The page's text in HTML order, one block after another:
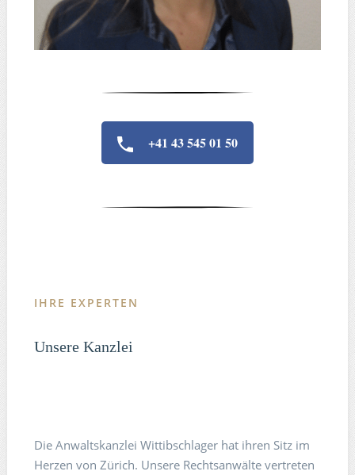
+41 43 545 01 50
IHRE EXPERTEN
Unsere Kanzlei
Die Anwaltskanzlei Wittibschlager hat ihren Sitz im
Herzen von Zürich. Unsere Rechtsanwälte vertreten